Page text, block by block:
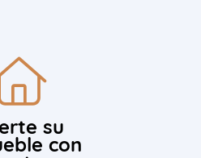
su
con